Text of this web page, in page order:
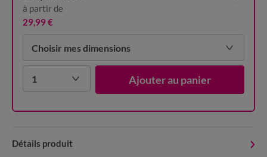
Choisir mes dimensions
1 Ajouter au panier
à partir de
29,99 €
Détails produit